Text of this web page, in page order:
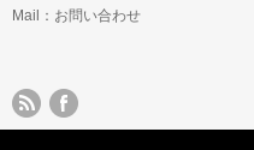
Mail： お問い合わせ